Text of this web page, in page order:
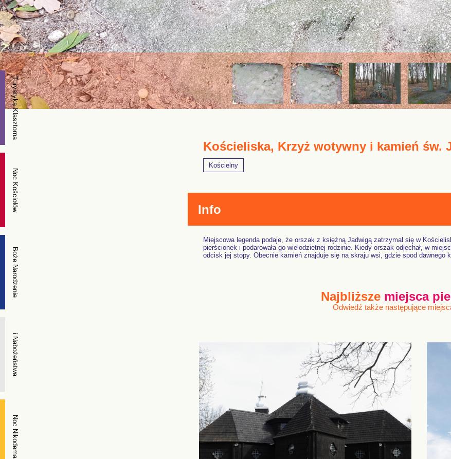
Kościeliska, Krzyż wotywny i kamień św.
Kościelny
Info
Miejscowa legenda podaje, że orszak z księżną Jadwigą zatrzymał się w
pierścionek i podarowała go wielodzietnej rodzinie. Kiedy orszak odjechał, w
odcisk jej stopy. Obecnie kamień znajduje się na skraju wsi, gdzie spod dawnego
Najbliższe miejsca
Odwiedź także następujące
Turystyka Klasztorna
Noc Nikodema
Noc Kościołów
Boże Narodzenie
i Nabożeństwa